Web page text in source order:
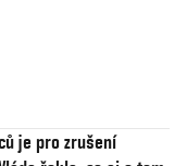
je pro zrušení